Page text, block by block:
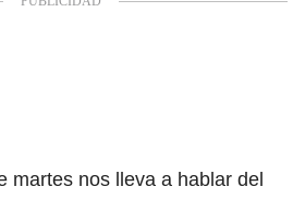
martes nos lleva a hablar del